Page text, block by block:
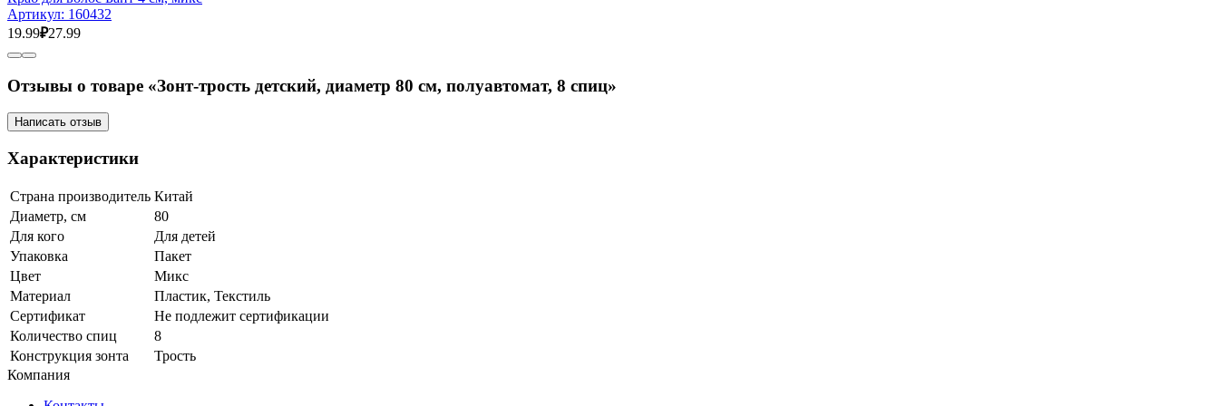
Артикул: 160432
19.99₽27.99
Отзывы о товаре «Зонт-трость детский, диаметр 80 см, полуавтомат, 8 спиц»
Написать отзыв
Характеристики
Страна производитель Китай
Диаметр, см
80
Для кого
Для детей
Упаковка
Пакет
Цвет
Микс
Материал
Пластик, Текстиль
Сертификат
Не подлежит сертификации
Количество спиц
8
Конструкция зонта
Трость
Компания